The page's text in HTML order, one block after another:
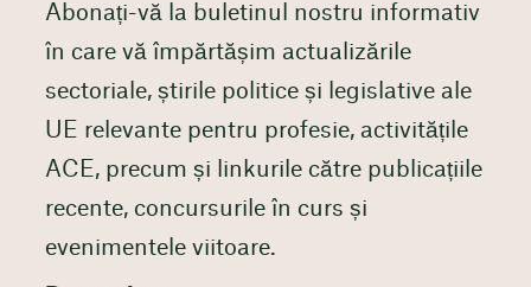
Abonați-vă la buletinul nostru informativ
în care vă împărtășim actualizările
sectoriale, știrile politice și legislative ale
UE relevante pentru profesie, activitățile
ACE, precum și linkurile către publicațiile
recente, concursurile în curs și
evenimentele viitoare.